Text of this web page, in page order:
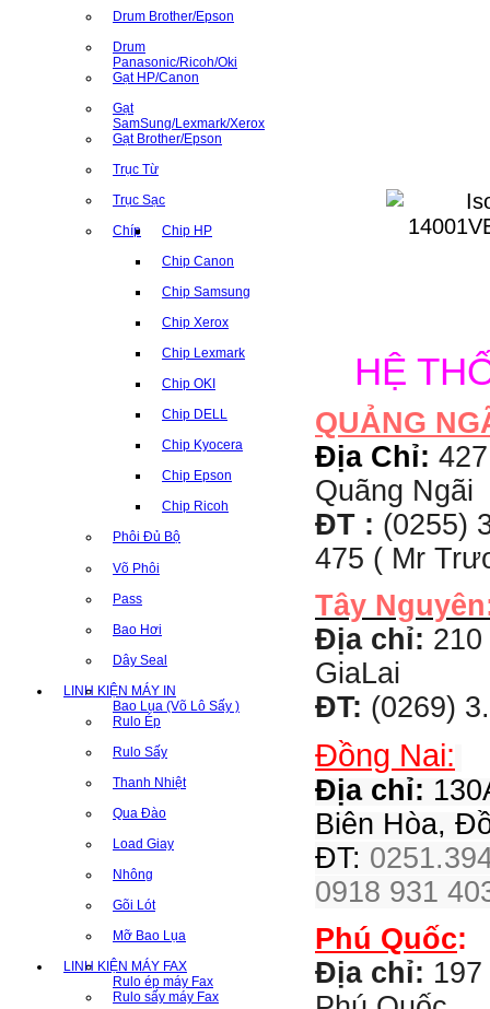
Drum Brother/Epson
Drum
Panasonic/Ricoh/Oki
Gạt HP/Canon
Gạt
SamSung/Lexmark/Xerox
Gạt Brother/Epson
Trục Từ
Trục Sạc
Chíp Chip HP
Chip Canon
Chip Samsung
Chip Xerox
Chip Lexmark
Chip OKI
Chip DELL
Chip Kyocera
Chip Epson
Chip Ricoh
Phôi Đủ Bộ
Võ Phôi
Pass
Bao Hơi
Dây Seal
LINH KIỆN MÁY IN
Bao Lụa (Võ Lô Sấy )
Rulo Ép
Rulo Sấy
Thanh Nhiệt
Qua Đào
Load Giay
Nhông
Gõi Lót
Mỡ Bao Lụa
LINH KIỆN MÁY FAX
Rulo ép máy Fax
Rulo sấy máy Fax
HỆ
QUẢNG
Địa Chỉ:
Quãng Ngãi
ĐT : (0255)
475 ( Mr
Tây
Địa chỉ:
GiaLai
ĐT: (0269)
Đồng Nai:
Địa chỉ:
Biên Hòa,
ĐT:
0918 931
Phú Quốc:
Địa chỉ: